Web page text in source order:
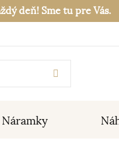
deň! Sme tu pre Vás.
Náramky